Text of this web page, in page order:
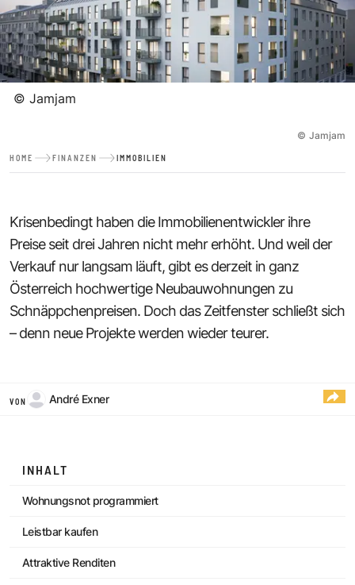
© Jamjam
© Jamjam
HOME FINANZEN IMMOBILIEN
Krisenbedingt haben die Immobilienentwickler ihre
Preise seit drei Jahren nicht mehr erhöht. Und weil der
Verkauf nur langsam läuft, gibt es derzeit in ganz
Österreich hochwertige Neubauwohnungen zu
Schnäppchenpreisen. Doch das Zeitfenster schließt sich
– denn neue Projekte werden wieder teurer.
VON André Exner
INHALT
Wohnungsnot programmiert
Leistbar kaufen
Attraktive Renditen